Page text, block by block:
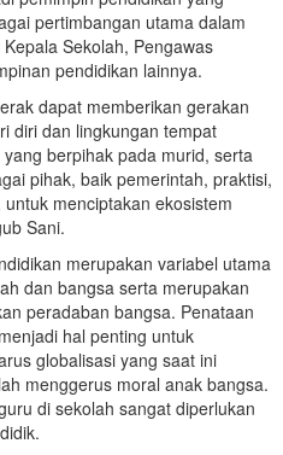
pertimbangan utama dalam
Sekolah, Pengawas
pendidikan lainnya.
dapat memberikan gerakan
diri dan lingkungan tempat
berpihak pada murid, serta
pihak, baik pemerintah, praktisi,
menciptakan ekosistem
Sani.
merupakan variabel utama
dan bangsa serta merupakan
peradaban bangsa. Penataan
hal penting untuk
globalisasi yang saat ini
menggerus moral anak bangsa.
di sekolah sangat diperlukan